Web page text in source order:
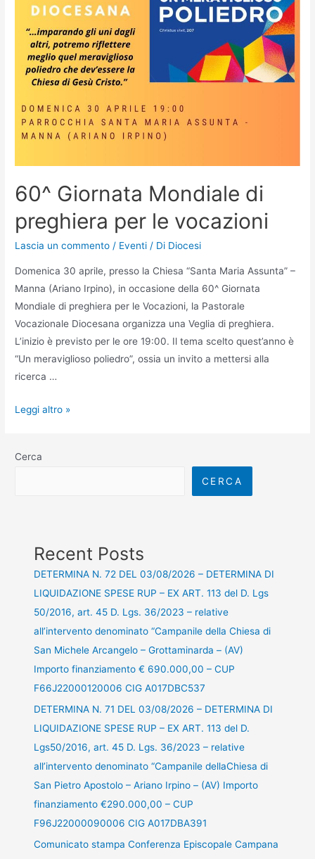
60^ Giornata Mondiale di
preghiera per le vocazioni
Lascia un commento / Eventi / Di Diocesi
Domenica 30 aprile, presso la Chiesa “Santa Maria Assunta” –
Manna (Ariano Irpino), in occasione della 60^ Giornata
Mondiale di preghiera per le Vocazioni, la Pastorale
Vocazionale Diocesana organizza una Veglia di preghiera.
L’inizio è previsto per le ore 19:00. Il tema scelto quest’anno è
“Un meraviglioso poliedro”, ossia un invito a mettersi alla
ricerca …
Leggi altro »
Cerca
CERCA
Recent Posts
DETERMINA N. 72 DEL 03/08/2026 – DETERMINA DI
LIQUIDAZIONE SPESE RUP – EX ART. 113 del D. Lgs
50/2016, art. 45 D. Lgs. 36/2023 – relative
all’intervento denominato “Campanile della Chiesa di
San Michele Arcangelo – Grottaminarda – (AV)
Importo finanziamento € 690.000,00 – CUP
F66J22000120006 CIG A017DBC537
DETERMINA N. 71 DEL 03/08/2026 – DETERMINA DI
LIQUIDAZIONE SPESE RUP – EX ART. 113 del D.
Lgs50/2016, art. 45 D. Lgs. 36/2023 – relative
all’intervento denominato “Campanile dellaChiesa di
San Pietro Apostolo – Ariano Irpino – (AV) Importo
finanziamento €290.000,00 – CUP
F96J22000090006 CIG A017DBA391
Comunicato stampa Conferenza Episcopale Campana